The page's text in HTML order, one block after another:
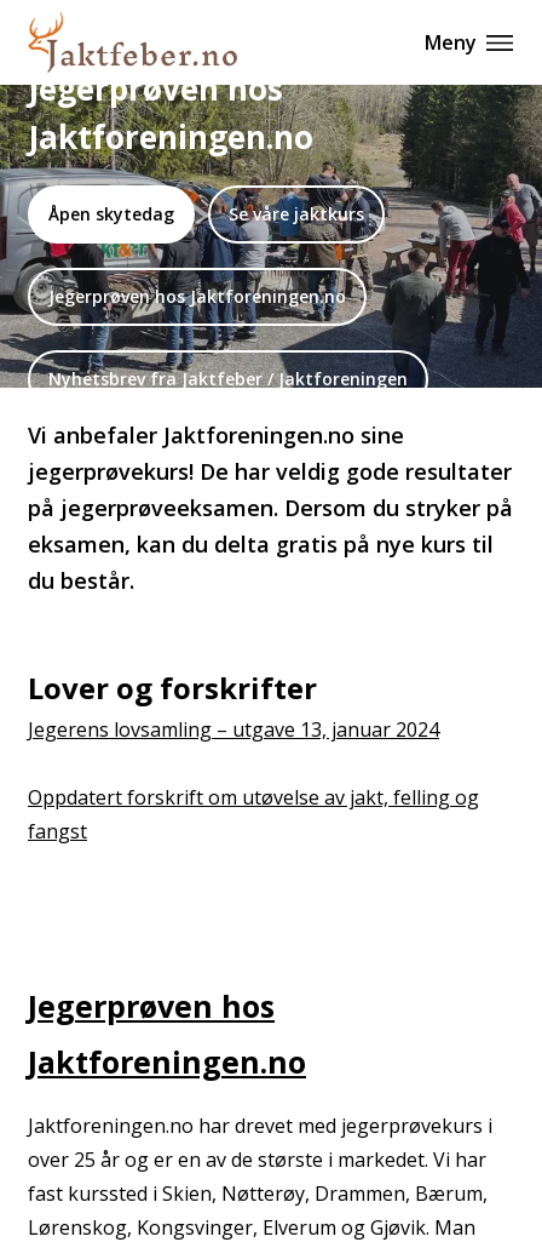
Meny
Jegerprøven hos
Jaktforeningen.no
Åpen skytedag Se våre jaktkurs
Jegerprøven hos Jaktforeningen.no
Nyhetsbrev fra Jaktfeber / Jaktforeningen
Vi anbefaler Jaktforeningen.no sine
jegerprøvekurs! De har veldig gode resultater
på jegerprøveeksamen. Dersom du stryker på
eksamen, kan du delta gratis på nye kurs til
du består.
Lover og forskrifter
Jegerens lovsamling – utgave 13, januar 2024
Oppdatert forskrift om utøvelse av jakt, felling og
fangst
Jegerprøven hos
Jaktforeningen.no
Jaktforeningen.no har drevet med jegerprøvekurs i
over 25 år og er en av de største i markedet. Vi har
fast kurssted i Skien, Nøtterøy, Drammen, Bærum,
Lørenskog, Kongsvinger, Elverum og Gjøvik. Man